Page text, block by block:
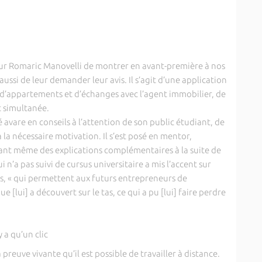
Romaric Manovelli de montrer en avant-première à nos
de leur demander leur avis. Il s’agit d’une application
et d’échanges avec l’agent immobilier, de
avare en conseils à l’attention de son public étudiant, de
nécessaire motivation. Il s’est posé en mentor,
même des explications complémentaires à la suite de
pas suivi de cursus universitaire a mis l’accent sur
« qui permettent aux futurs entrepreneurs de
[lui] a découvert sur le tas, ce qui a pu [lui] faire perdre
a qu’un clic
vivante qu’il est possible de travailler à distance.